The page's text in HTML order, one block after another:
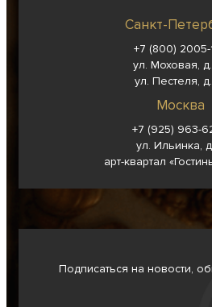
Санкт-
+7 (800) 2005-
ул. Моховая,
ул. Пестеля,
Москва
+7 (925) 963-
ул. Ильинка,
арт-квартал
Подписаться на новости,